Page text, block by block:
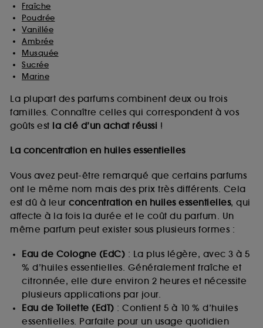
Fraîche
Poudrée
Vanillée
Ambrée
Musquée
Sucrée
Marine
La plupart des parfums combinent deux ou trois
familles. Connaître celles qui correspondent à vos
goûts est la clé d’un achat réussi !
La concentration en huiles essentielles
Vous avez peut-être remarqué que certains parfums
ont le même nom mais des prix très différents. Cela
est dû à leur concentration en huiles essentielles, qui
affecte à la fois la durée et le coût du parfum. Un
même parfum peut exister sous plusieurs formes :
Eau de Cologne (EdC) : La plus légère, avec 3 à 5
% d’huiles essentielles. Généralement fraîche et
citronnée, elle dure environ 2 heures et nécessite
plusieurs applications par jour.
Eau de Toilette (EdT) : Contient 5 à 10 % d’huiles
essentielles. Parfaite pour un usage quotidien